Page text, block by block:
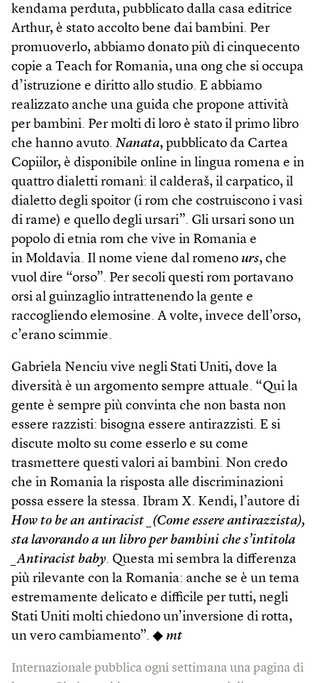
kendama perduta, pubblicato dalla casa editrice
Arthur, è stato accolto bene dai bambini. Per
promuoverlo, abbiamo donato più di cinquecento
copie a Teach for Romania, una ong che si occupa
d’istruzione e diritto allo studio. E abbiamo
realizzato anche una guida che propone attività
per bambini. Per molti di loro è stato il primo libro
che hanno avuto. Nanata, pubblicato da Cartea
Copiilor, è disponibile online in lingua romena e in
quattro dialetti romanì: il calderaš, il carpatico, il
dialetto degli spoitor (i rom che costruiscono i vasi
di rame) e quello degli ursari”. Gli ursari sono un
popolo di etnia rom che vive in Romania e
in Moldavia. Il nome viene dal romeno urs, che
vuol dire “orso”. Per secoli questi rom portavano
orsi al guinzaglio intrattenendo la gente e
raccogliendo elemosine. A volte, invece dell’orso,
c’erano scimmie.
Gabriela Nenciu vive negli Stati Uniti, dove la
diversità è un argomento sempre attuale. “Qui la
gente è sempre più convinta che non basta non
essere razzisti: bisogna essere antirazzisti. E si
discute molto su come esserlo e su come
trasmettere questi valori ai bambini. Non credo
che in Romania la risposta alle discriminazioni
possa essere la stessa. Ibram X. Kendi, l’autore di
How to be an antiracist _(Come essere antirazzista),
sta lavorando a un libro per bambini che s’intitola
_Antiracist baby. Questa mi sembra la differenza
più rilevante con la Romania: anche se è un tema
estremamente delicato e difficile per tutti, negli
Stati Uniti molti chiedono un’inversione di rotta,
un vero cambiamento”. ◆ mt
Internazionale pubblica ogni settimana una pagina di